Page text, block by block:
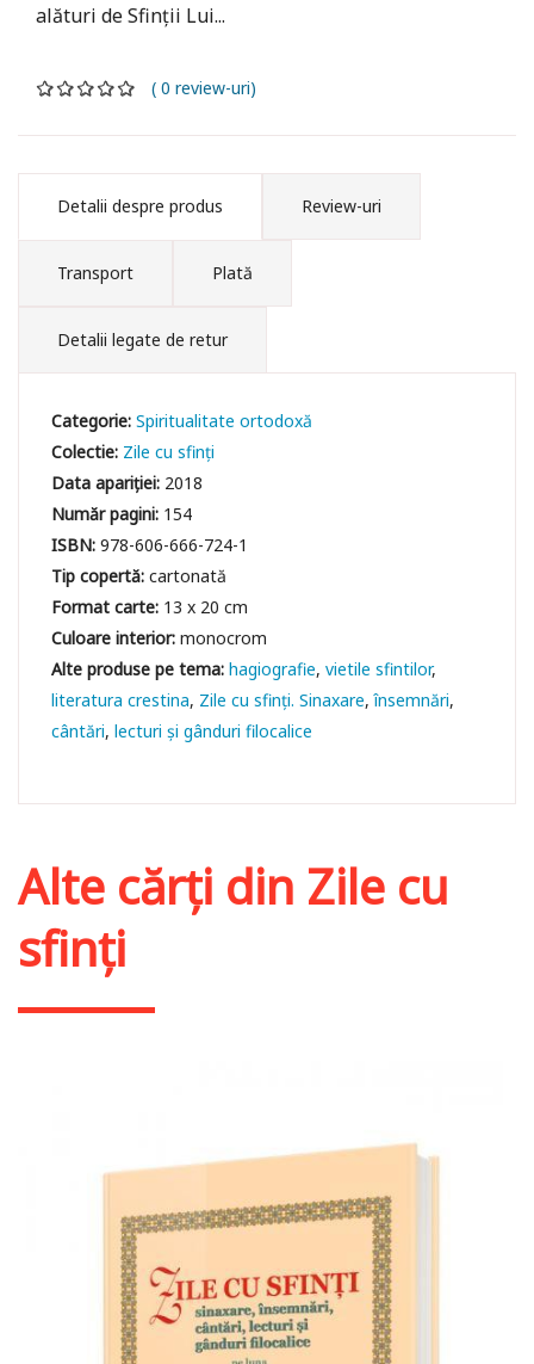
alături de Sfinţii Lui...
( 0 review-uri)
Detalii despre produs Review-uri
Transport Plată
Detalii legate de retur
Categorie:Spiritualitate ortodoxă
Colectie: Zile cu sfinți
Data apariției: 2018
Număr pagini: 154
ISBN:978-606-666-724-1
Tip copertă:cartonată
Format carte: 13 x 20 cm
Culoare interior:monocrom
hagiografie vietile sfintilor
literatura crestina Zile cu sfinți. Sinaxare însemnări
cântări lecturi și gânduri filocalice
Alte cărți din Zile cu
sfinți